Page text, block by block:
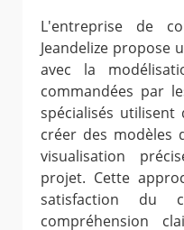
L'entreprise de
Jeandelize propose
avec la
commandées par
spécialisés
créer des modèles
visualisation
projet. Cette
satisfaction du
compréhension